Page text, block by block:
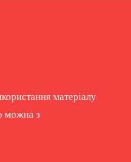
матеріалу
можна з